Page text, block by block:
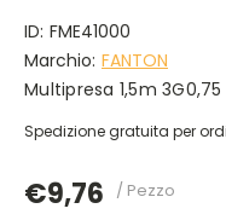
ID: FME41000
Marchio: FANTON
Multipresa 1,5m 3G0,75
Spedizione gratuita per
€9,76 / Pezzo